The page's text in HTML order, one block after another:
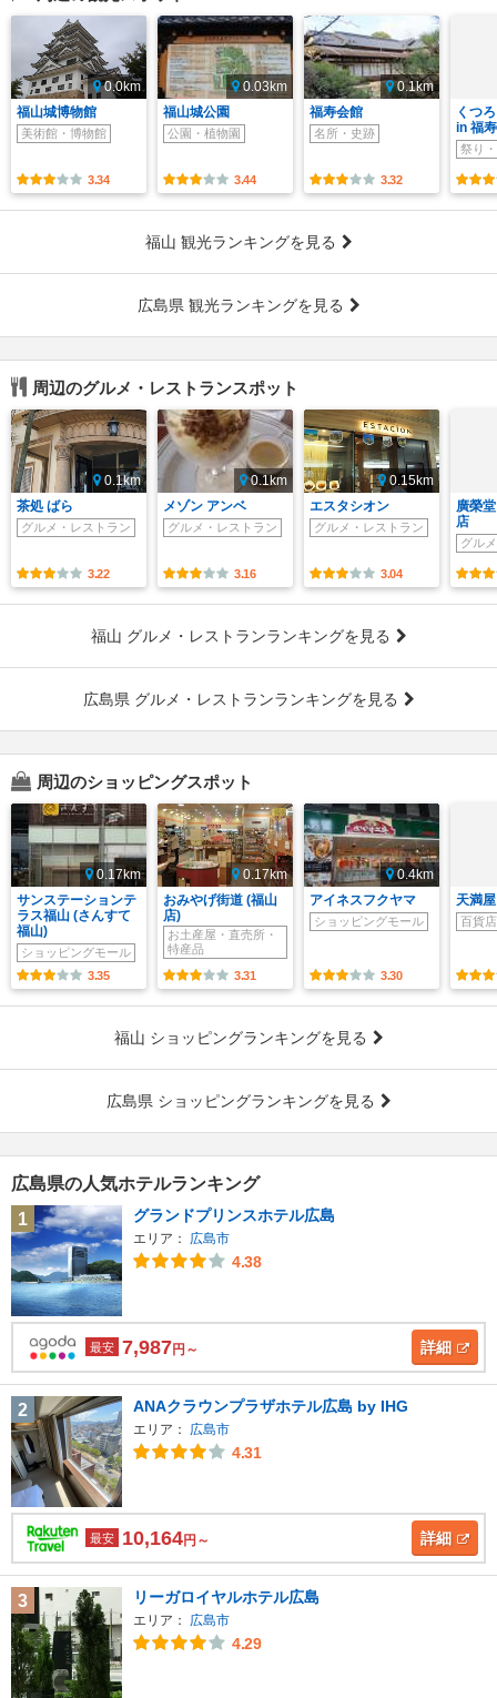
0.0km
福山城博物館
美術館・博物館
3.34
0.03km
福山城公園
公園・植物園
3.44
0.1km
福寿会館
名所・史跡
3.32
くつ
in 福
祭り
福山 観光ランキングを見る
広島県 観光ランキングを見る
周辺のグルメ・レストランスポット
0.1km
茶処 ばら
グルメ・レストラン
3.22
0.1km
メゾン アンベ
グルメ・レストラン
3.16
0.15km
エスタシオン
グルメ・レストラン
3.04
廣榮
店
グル
福山 グルメ・レストランランキングを見る
広島県 グルメ・レストランランキングを見る
周辺のショッピングスポット
0.17km
サンステーションテ
ラス福山 (さんすて
福山)
ショッピングモール
3.35
0.17km
おみやげ街道 (福山
店)
お土産屋・直売所・
特産品
3.31
0.4km
アイネスフクヤマ
ショッピングモール
3.30
天満
百貨
福山 ショッピングランキングを見る
広島県 ショッピングランキングを見る
広島県の人気ホテルランキング
1
グランドプリンスホテル広島
エリア： 広島市
4.38
最安 7,987円～ 詳細
2 ANAクラウンプラザホテル広島 by IHG
エリア： 広島市
4.31
最安 10,164円～ 詳細
3 リーガロイヤルホテル広島
エリア： 広島市
4.29